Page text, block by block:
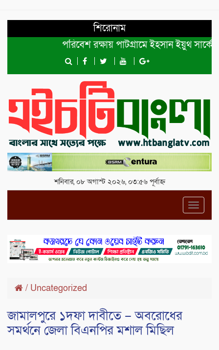
শিরোনাম
পরিবেশ রক্ষায় পাটগ্রামে ইহসান ইয়ুথ
শনিবার, ০৮ অগাস্ট ২০২৬, ০৩:৫৬ পূর্বাহ্ন
/ Uncategorized
জামালপুরে ১দফা দাবীতে – অবরোধের
সমর্থনে জেলা বিএনপির মশাল মিছিল